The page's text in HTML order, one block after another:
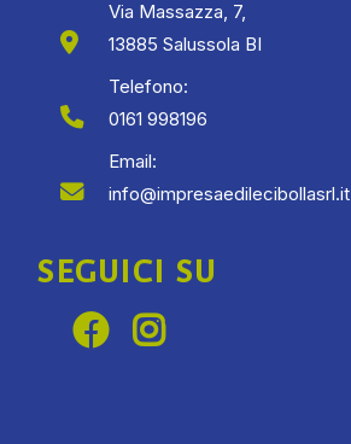
Via Massazza, 7,
13885 Salussola BI
Telefono:
0161 998196
Email:
info@impresaedilecibollasrl.it
SEGUICI SU